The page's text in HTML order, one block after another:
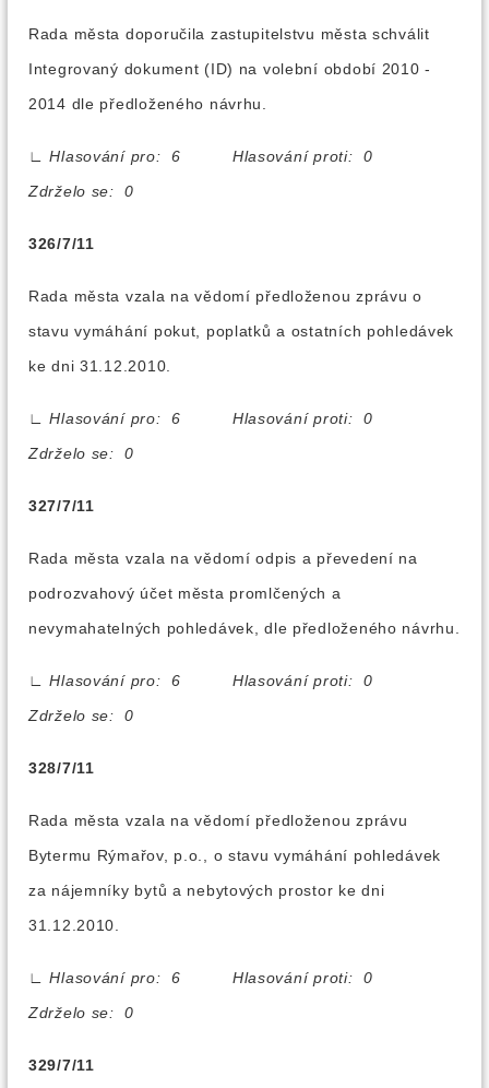
Rada města doporučila zastupitelstvu města schválit
Integrovaný dokument (ID) na volební období 2010 -
2014 dle předloženého návrhu.
∟
Hlasování pro: 6 Hlasování proti: 0
Zdrželo se: 0
326/7/11
Rada města vzala na vědomí předloženou zprávu o
stavu vymáhání pokut, poplatků a ostatních pohledávek
ke dni 31.12.2010.
∟
Hlasování pro: 6 Hlasování proti: 0
Zdrželo se: 0
327/7/11
Rada města vzala na vědomí odpis a převedení na
podrozvahový účet města promlčených a
nevymahatelných pohledávek, dle předloženého návrhu.
∟
Hlasování pro: 6 Hlasování proti: 0
Zdrželo se: 0
328/7/11
Rada města vzala na vědomí předloženou zprávu
Bytermu Rýmařov, p.o., o stavu vymáhání pohledávek
za nájemníky bytů a nebytových prostor ke dni
31.12.2010.
∟
Hlasování pro: 6 Hlasování proti: 0
Zdrželo se: 0
329/7/11